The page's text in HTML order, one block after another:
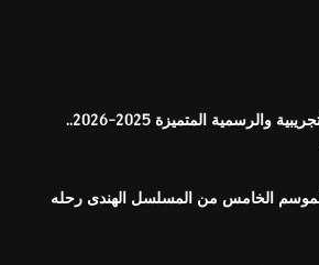
مصروفات المدارس التجريبية والرسمية المتميزة 2025-2026..
الخامس من المسلسل الهندى رحله